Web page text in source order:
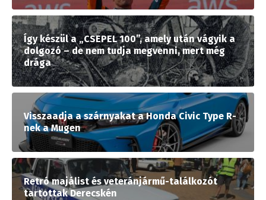
Így készül a „CSEPEL 100”, amely után vágyik a
dolgozó – de nem tudja megvenni, mert még
drága
Visszaadja a szárnyakat a Honda Civic Type R-
nek a Mugen
Retró majálist és veteránjármű-találkozót
tartottak Derecskén